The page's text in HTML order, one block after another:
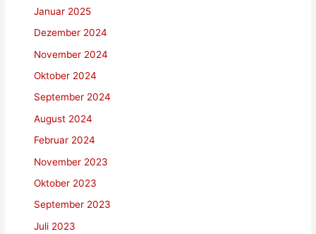
Januar 2025
Dezember 2024
November 2024
Oktober 2024
September 2024
August 2024
Februar 2024
November 2023
Oktober 2023
September 2023
Juli 2023